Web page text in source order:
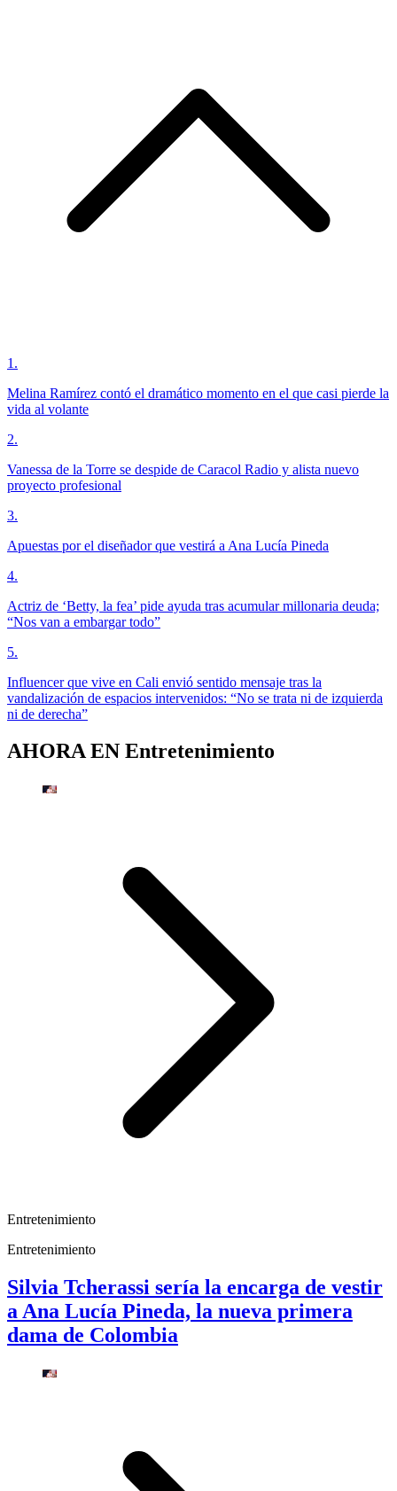
1 .
Melina Ramírez contó el dramático momento en el que casi pierde la
vida al volante
2.
Vanessa de la Torre se despide de Caracol Radio y alista nuevo
proyecto profesional
3.
Apuestas por el diseñador que vestirá a Ana Lucía Pineda
4.
Actriz de ‘Betty, la fea’ pide ayuda tras acumular millonaria deuda;
“Nos van a embargar todo”
5.
Influencer que vive en Cali envió sentido mensaje tras la
vandalización de espacios intervenidos: “No se trata ni de izquierda
ni de derecha”
AHORA EN Entretenimiento
Entretenimiento
Entretenimiento
Silvia Tcherassi sería la encarga de vestir
a Ana Lucía Pineda, la nueva primera
dama de Colombia